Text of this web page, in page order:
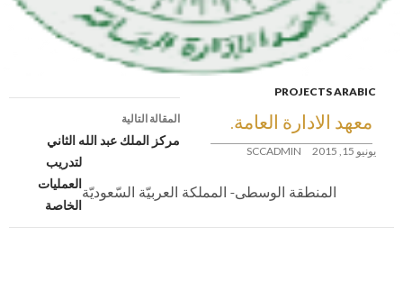
PROJECTS ARABIC
معهد الادارة العامة
يونيو 15, 2015 SCCADMIN
المنطقة الوسطى- المملكة العربيّة السّعوديّة
المقالات
المقالة التالية
مركز الملك عبد الله الثاني
لتدريب
العمليات
الخاصة